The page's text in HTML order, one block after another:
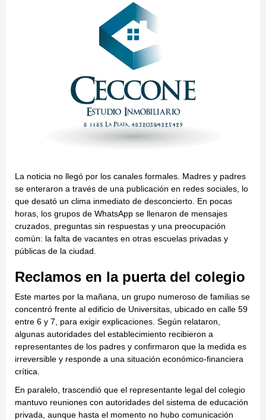
La noticia no llegó por los canales formales. Madres y padres
se enteraron a través de una publicación en redes sociales, lo
que desató un clima inmediato de desconcierto. En pocas
horas, los grupos de WhatsApp se llenaron de mensajes
cruzados, preguntas sin respuestas y una preocupación
común: la falta de vacantes en otras escuelas privadas y
públicas de la ciudad.
Reclamos en la puerta del colegio
Este martes por la mañana, un grupo numeroso de familias se
concentró frente al edificio de Universitas, ubicado en calle 59
entre 6 y 7, para exigir explicaciones. Según relataron,
algunas autoridades del establecimiento recibieron a
representantes de los padres y confirmaron que la medida es
irreversible y responde a una situación económico-financiera
crítica.
En paralelo, trascendió que el representante legal del colegio
mantuvo reuniones con autoridades del sistema de educación
privada, aunque hasta el momento no hubo comunicación